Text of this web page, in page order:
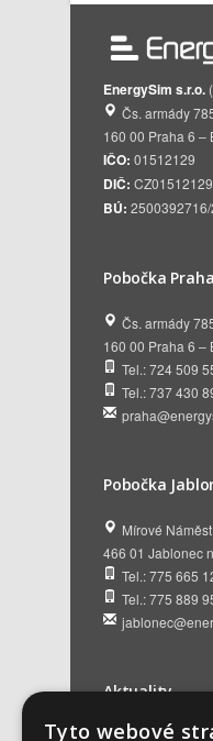
EnergySim s.r.o.
Čs. armády
160 00 Praha 6 –
IČO: 01512129
DIČ: CZ01512129
BÚ:
Pobočka Praha
Čs. armády
160 00 Praha 6 –
Tel.: 724 509
Tel.: 737 430
Pobočka
Mírové
466 01 Jablonec
Tel.: 775 665
Tel.: 775 889
Aktuality
Renovační pasy
Tyto webové